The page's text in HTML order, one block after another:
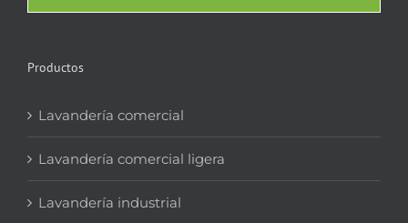
Productos
Lavandería comercial
Lavandería comercial ligera
Lavandería industrial